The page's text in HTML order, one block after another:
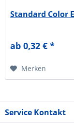
Standard Color
ab 0,32 € *
Merken
Service Kontakt